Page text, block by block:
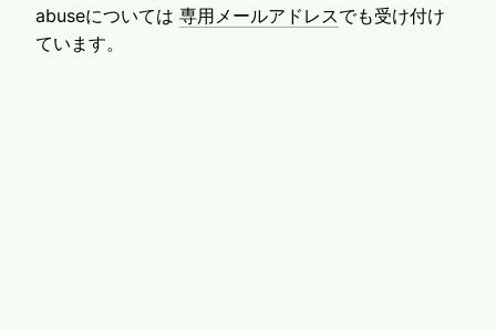
abuseについては 専用メールアドレスでも受け付け
ています。